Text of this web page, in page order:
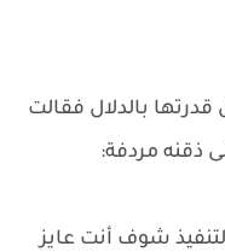
بالدلال فقالت
ذقنه مردفة:
شوف أنت عايز